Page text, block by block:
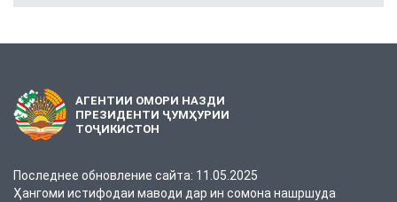
АГЕНТИИ ОМОРИ НАЗДИ
ПРЕЗИДЕНТИ ҶУМҲУРИИ
ТОҶИКИСТОН
Последнее обновление сайта: 11.05.2025
Ҳангоми истифодаи маводи дар ин сомона нашршуда